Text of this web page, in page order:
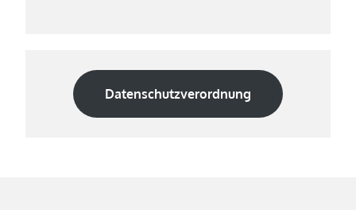
Datenschutzverordnung